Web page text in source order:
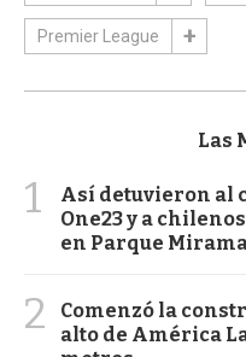
Premier League
Las
1
Así detuvieron al
One23 y a
en Parque
2
Comenzó la
alto de América